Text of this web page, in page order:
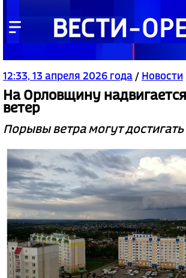
12:33, 13 апреля 2026 года / Новости
На Орловщину
ветер
Порывы ветра могут достигать